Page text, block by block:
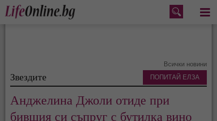
Меню
Всички новини
Звездите
Анджелина Джоли отиде при
бившия си съпруг с бутилка вино
ПОПИТАЙ ЕЛЗА